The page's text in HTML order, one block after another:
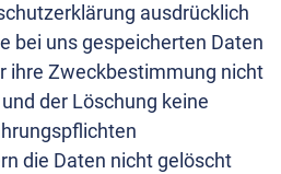
ausdrücklich
bei uns gespeicherten Daten
ihre Zweckbestimmung nicht
der Löschung keine
die Daten nicht gelöscht